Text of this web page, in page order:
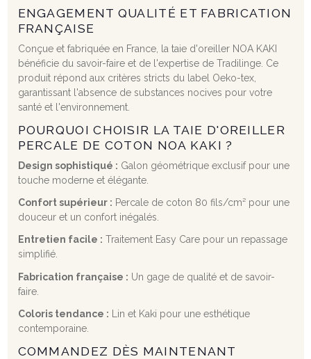
ENGAGEMENT QUALITÉ ET FABRICATION
FRANÇAISE
Conçue et fabriquée en France, la taie d'oreiller NOA KAKI
bénéficie du savoir-faire et de l'expertise de Tradilinge. Ce
produit répond aux critères stricts du label Oeko-tex,
garantissant l'absence de substances nocives pour votre
santé et l'environnement.
POURQUOI CHOISIR LA TAIE D'OREILLER
PERCALE DE COTON NOA KAKI ?
Design sophistiqué : Galon géométrique exclusif pour une
touche moderne et élégante.
Confort supérieur : Percale de coton 80 fils/cm² pour une
douceur et un confort inégalés.
Entretien facile : Traitement Easy Care pour un repassage
simplifié.
Fabrication française : Un gage de qualité et de savoir-
faire.
Coloris tendance : Lin et Kaki pour une esthétique
contemporaine.
COMMANDEZ DÈS MAINTENANT